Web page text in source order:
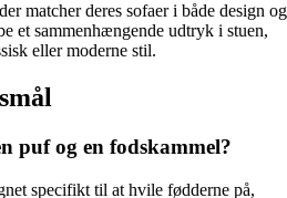
matcher deres sofaer i både design og
et sammenhængende udtryk i stuen,
eller moderne stil.
puf og en fodskammel?
specifikt til at hvile fødderne på,